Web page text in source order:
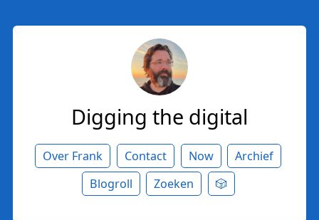
Digging the digital
Over Frank Contact Now
Archief
Blogroll
Zoeken 🎲